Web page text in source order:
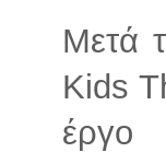
Μετά
Kids
έργο